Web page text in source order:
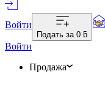
Войти
Подать за 0 ƃ
Войти
Продажа